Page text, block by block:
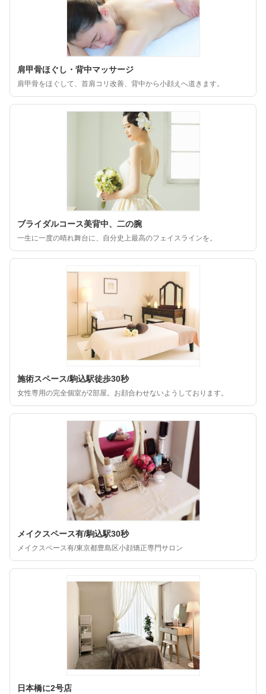
肩甲骨ほぐし・背中マッサージ
肩甲骨をほぐして、首肩コリ改善、背中から小顔えへ道きます。
ブライダルコース美背中、二の腕
一生に一度の晴れ舞台に、自分史上最高のフェイスラインを。
施術スペース/駒込駅徒歩30秒
女性専用の完全個室が2部屋。お顔合わせないようしております。
メイクスペース有/駒込駅30秒
メイクスペース有/東京都豊島区小顔矯正専門サロン
日本橋に2号店